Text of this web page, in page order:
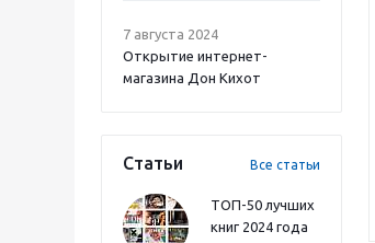
7 августа 2024
Открытие интернет-
магазина Дон Кихот
Статьи Все статьи
ТОП-50 лучших
книг 2024 года